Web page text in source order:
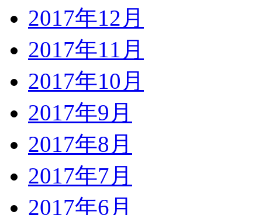
2017年12月
2017年11月
2017年10月
2017年9月
2017年8月
2017年7月
2017年6月